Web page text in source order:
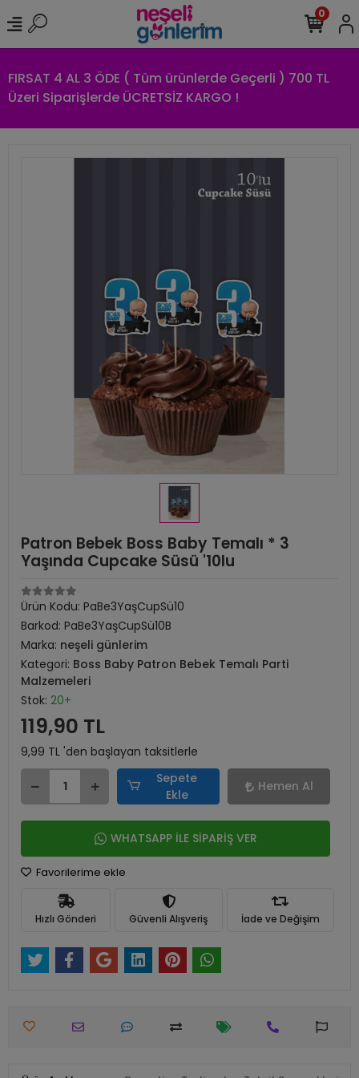
FIRSAT 4 AL 3 ÖDE ( Tüm ürünlerde Geçerli ) 700 TL
Üzeri Siparişlerde ÜCRETSİZ KARGO !
0
Patron Bebek Boss Baby Temalı * 3
Yaşında Cupcake Süsü '10lu
Ürün Kodu: PaBe3YaşCupSü10
Barkod: PaBe3YaşCupSü10B
Marka: neşeli günlerim
Kategori: Boss Baby Patron Bebek Temalı Parti
Malzemeleri
Stok: 20+
119,90 TL
9,99 TL 'den başlayan taksitlerle
Sepete
Ekle
Hemen Al
WHATSAPP İLE SİPARİŞ VER
Favorilerime ekle
Hızlı Gönderi Güvenli Alışveriş İade ve Değişim